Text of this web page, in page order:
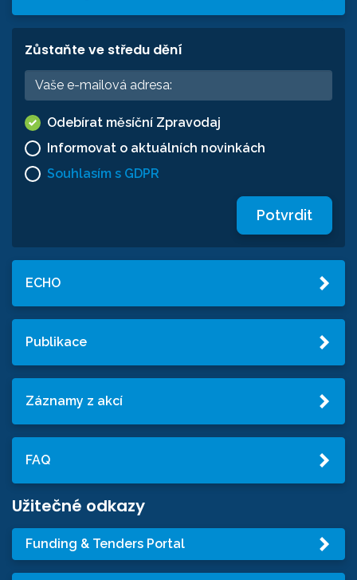
Zůstaňte ve středu dění
Odebírat měsíční Zpravodaj
Informovat o aktuálních novinkách
Souhlasím s GDPR
Potvrdit
ECHO
Publikace
Záznamy z akcí
FAQ
Užitečné odkazy
Funding & Tenders Portal